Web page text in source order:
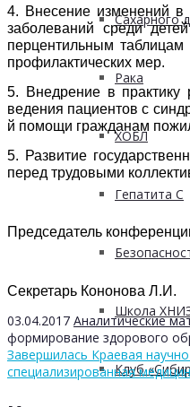
Сахарного
Рака
ХОБЛ
Гепатита С
Школа
Клуб
4. Внесение изменений в
заболеваний среди
перцентильным таблицам
профилактических мер.
5. Внедрение в практику
ведения пациентов с
й помощи гражданам
5. Развитие
перед трудовыми
Председатель
Секретарь Кононова Л.И.
03.04.2017 Аналитические
формирование здорового
Завершилась Краевая
специализированная